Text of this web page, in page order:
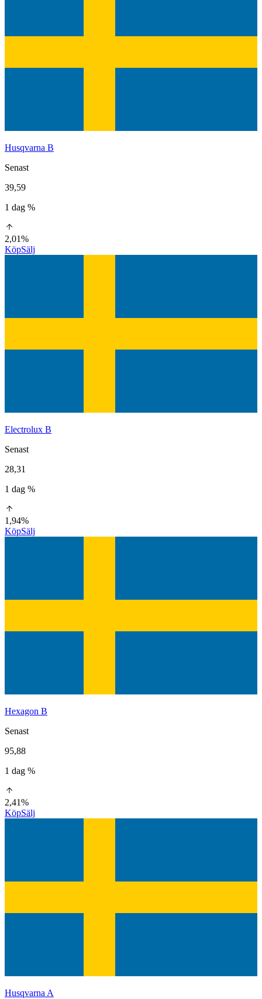
Husqvarna B
Senast
39,59
1 dag %
2,01%
KöpSälj
Electrolux B
Senast
28,31
1 dag %
1,94%
KöpSälj
Hexagon B
Senast
95,88
1 dag %
2,41%
KöpSälj
Husqvarna A